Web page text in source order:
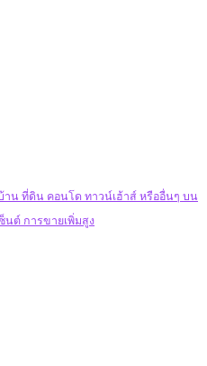
น ที่ดิน คอนโด ทาวน์เฮ้าส์ หรืออื่นๆ บน
นต์ การขายเพิ่มสูง